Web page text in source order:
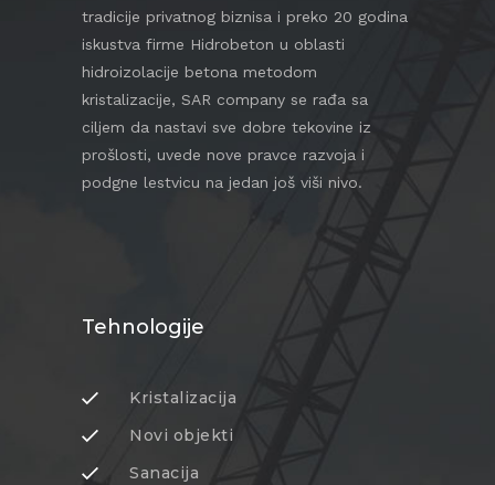
tradicije privatnog biznisa i preko 20 godina
iskustva firme Hidrobeton u oblasti
hidroizolacije betona metodom
kristalizacije, SAR company se rađa sa
ciljem da nastavi sve dobre tekovine iz
prošlosti, uvede nove pravce razvoja i
podgne lestvicu na jedan još viši nivo.
Tehnologije
Kristalizacija
Novi objekti
Sanacija